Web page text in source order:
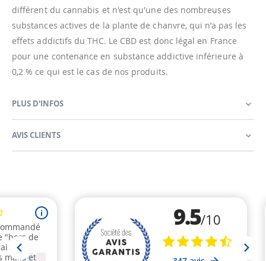
différent du cannabis et n'est qu'une des nombreuses
substances actives de la plante de chanvre, qui n’a pas les
effets addictifs du THC. Le CBD est donc légal en France
pour une contenance en substance addictive inférieure à
0,2 % ce qui est le cas de nos produits.
PLUS D'INFOS
AVIS CLIENTS